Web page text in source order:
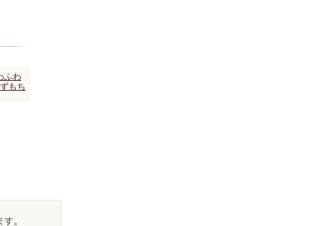
ふわ
もち